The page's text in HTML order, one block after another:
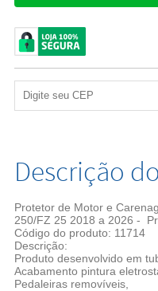
Descrição
Protetor de Motor e
250/FZ 25 2018 a 2026 -
Código do produto: 11714
Descrição:
Produto desenvolvido em
Acabamento pintura
Pedaleiras removíveis,